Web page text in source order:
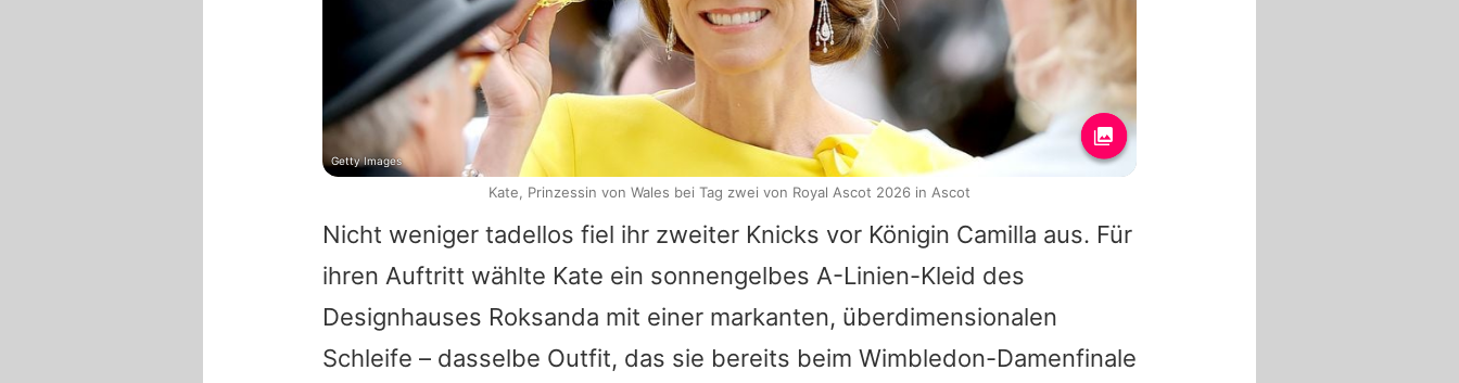
Nicht weniger tadellos fiel ihr zweiter Knicks vor Königin Camilla aus. Für
ihren Auftritt wählte Kate ein sonnengelbes A-Linien-Kleid des
Designhauses Roksanda mit einer markanten, überdimensionalen
Schleife – dasselbe Outfit, das sie bereits beim Wimbledon-Damenfinale
Getty Images
Kate, Prinzessin von Wales bei Tag zwei von Royal Ascot 2026 in Ascot